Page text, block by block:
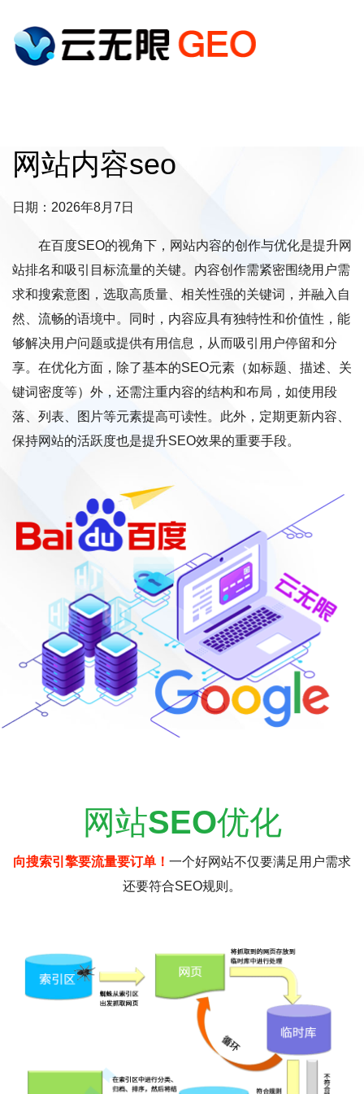
网站内容seo
日期：2026年8月7日
在百度SEO的视角下，网站内容的创作与优化是提升网
站排名和吸引目标流量的关键。内容创作需紧密围绕用户需
求和搜索意图，选取高质量、相关性强的关键词，并融入自
然、流畅的语境中。同时，内容应具有独特性和价值性，能
够解决用户问题或提供有用信息，从而吸引用户停留和分
享。在优化方面，除了基本的SEO元素（如标题、描述、关
键词密度等）外，还需注重内容的结构和布局，如使用段
落、列表、图片等元素提高可读性。此外，定期更新内容、
保持网站的活跃度也是提升SEO效果的重要手段。
网站SEO优化
向搜索引擎要流量要订单！ 一个好网站不仅要满足用户需求
还要符合SEO规则。